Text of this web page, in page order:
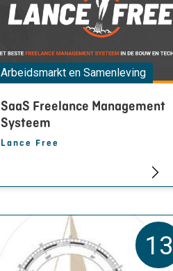
SaaS Freelance Management
Systeem
Lance Free
Arbeidsmarkt en Samenleving
13